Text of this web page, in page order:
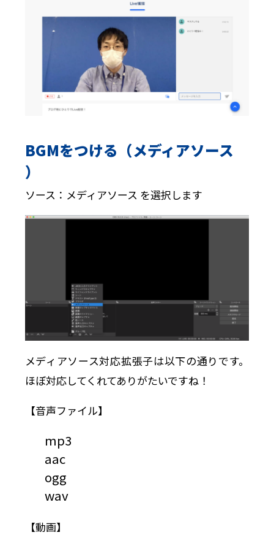
BGMをつける（メディアソース
）
ソース：メディアソース を選択します
メディアソース対応拡張子は以下の通りです。
ほぼ対応してくれてありがたいですね！
【音声ファイル】
mp3
aac
ogg
wav
【動画】